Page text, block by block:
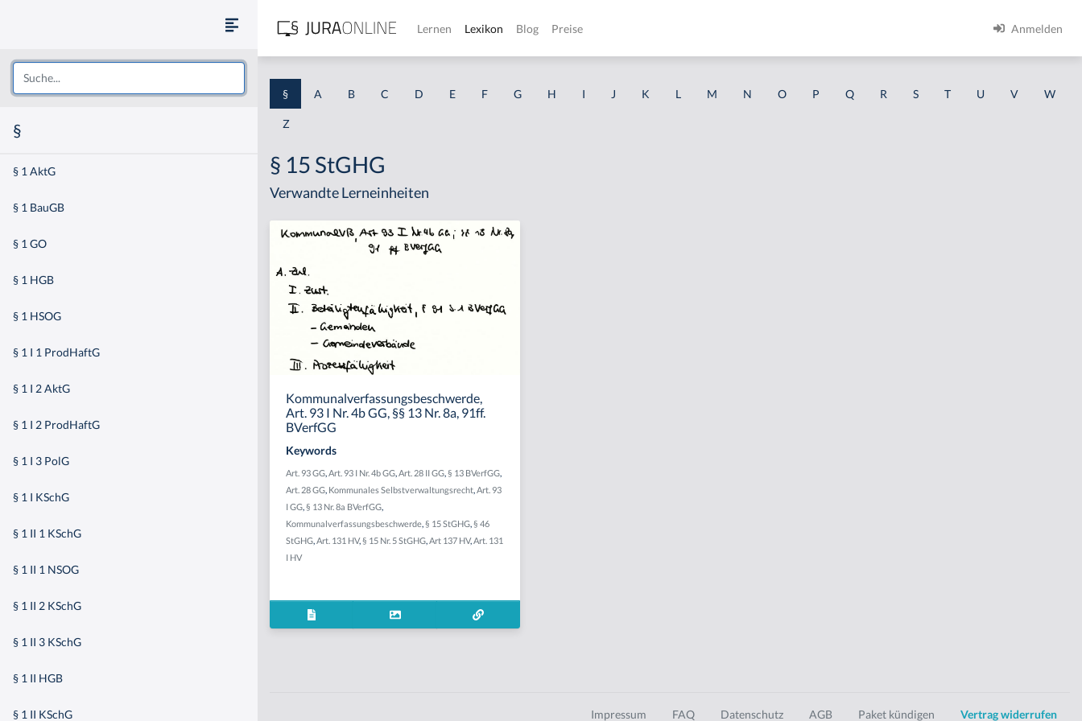
§
§ 1 AktG
§ 1 BauGB
§ 1 GO
§ 1 HGB
§ 1 HSOG
§ 1 I 1 ProdHaftG
§ 1 I 2 AktG
§ 1 I 2 ProdHaftG
§ 1 I 3 PolG
§ 1 I KSchG
§ 1 II 1 KSchG
§ 1 II 1 NSOG
§ 1 II 2 KSchG
§ 1 II 3 KSchG
§ 1 II HGB
§ 1 II KSchG
Lernen Lexikon Blog Preise Anmelden
§ A B C D E F G H I J K L M N O P Q R S T U V W
Z
§ 15 StGHG
Verwandte Lerneinheiten
Kommunalverfassungsbeschwerde,
Art. 93 I Nr. 4b GG, §§ 13 Nr. 8a, 91ff.
BVerfGG
Keywords
Art. 93 GG,Art. 93 I Nr. 4b GG,Art. 28 II GG,§ 13 BVerfGG,
Art. 28 GG, Kommunales Selbstverwaltungsrecht,Art. 93
I GG,§ 13 Nr. 8a BVerfGG,
Kommunalverfassungsbeschwerde,§ 15 StGHG,§ 46
StGHG,Art. 131 HV,§ 15 Nr. 5 StGHG,Art 137 HV,Art. 131
I HV
Impressum FAQ Datenschutz AGB Paket kündigen Vertrag widerrufen